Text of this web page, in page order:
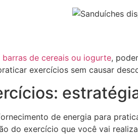
de cereais ou iogurte,
exercícios sem causar
de energia para
do exercício que você vai